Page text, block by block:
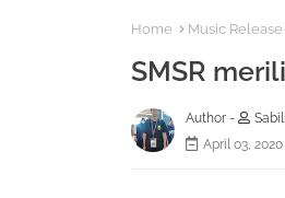
Home Music Release
SMSR
Author -
April 03, 2020